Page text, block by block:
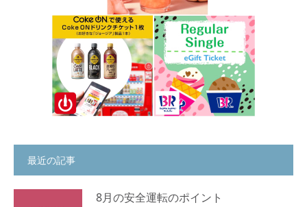
最近の記事
8月の安全運転のポイント